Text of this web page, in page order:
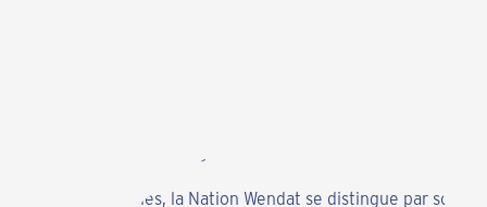
Notre influence
Depuis des siècles, la Nation Wendat se distingue par son